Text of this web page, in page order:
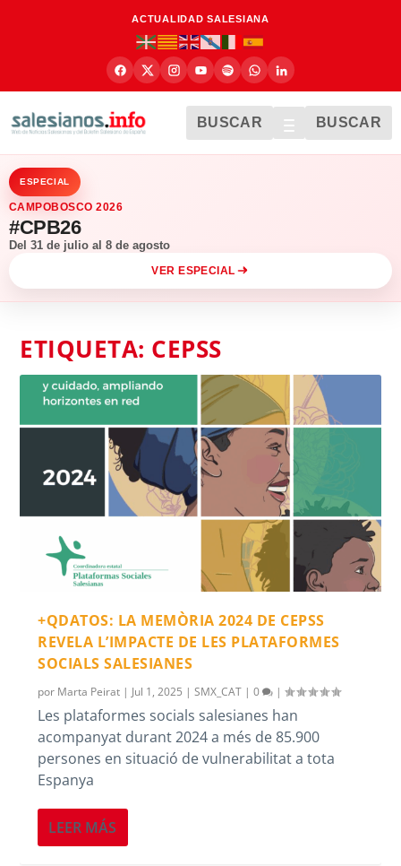
ACTUALIDAD SALESIANA
BUSCAR BUSCAR
ESPECIAL
CAMPOBOSCO 2026
#CPB26
Del 31 de julio al 8 de agosto
VER ESPECIAL
ETIQUETA: CEPSS
+QDATOS: LA MEMÒRIA 2024 DE CEPSS
REVELA L’IMPACTE DE LES PLATAFORMES
SOCIALS SALESIANES
por Marta Peirat | Jul 1, 2025 |SMX_CAT |0 |
Les plataformes socials salesianes han
acompanyat durant 2024 a més de 85.900
persones en situació de vulnerabilitat a tota
Espanya
LEER MÁS